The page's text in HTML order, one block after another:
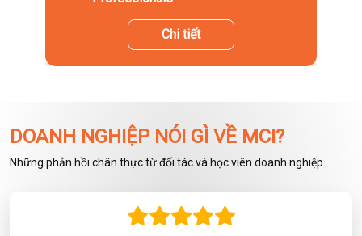
Chi tiết
DOANH NGHIỆP NÓI GÌ VỀ MCI?
Những phản hồi chân thực từ đối tác và học viên doanh nghiệp